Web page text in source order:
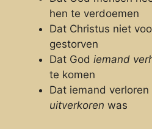
hen te verdoemen
Dat Christus niet
gestorven
Dat God iemand
te komen
Dat iemand
uitverkoren was